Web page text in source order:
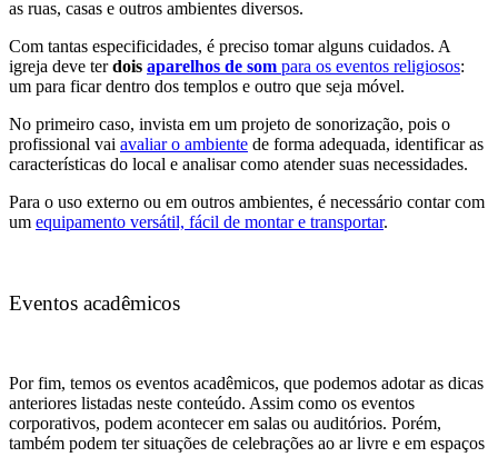
as ruas, casas e outros ambientes diversos.
Com tantas especificidades, é preciso tomar alguns cuidados. A
igreja deve terdois aparelhos de som para os eventos religiosos:
um para ficar dentro dos templos e outro que seja móvel.
No primeiro caso, invista em um projeto de sonorização, pois o
profissional vai avaliar o ambiente de forma adequada, identificar as
características do local e analisar como atender suas necessidades.
Para o uso externo ou em outros ambientes, é necessário contar com
um equipamento versátil, fácil de montar e transportar.
Eventos acadêmicos
Por fim, temos os eventos acadêmicos, que podemos adotar as dicas
anteriores listadas neste conteúdo. Assim como os eventos
corporativos, podem acontecer em salas ou auditórios. Porém,
também podem ter situações de celebrações ao ar livre e em espaços